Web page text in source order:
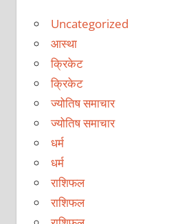
Uncategorized
आस्था
क्रिकेट
क्रिकेट
ज्योतिष समाचार
ज्योतिष समाचार
धर्म
धर्म
राशिफल
राशिफल